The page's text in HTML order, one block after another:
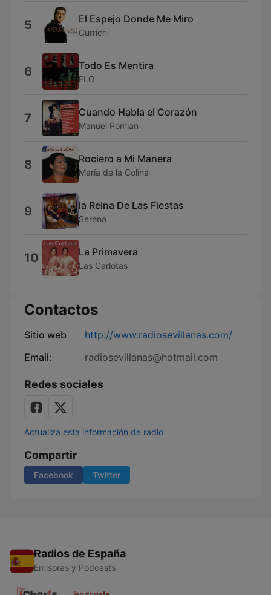
5 El Espejo Donde Me Miro
Currichi
6 Todo Es Mentira
ELO
7 Cuando Habla el Corazón
Manuel Pomian
8 Rociero a Mi Manera
María de la Colina
9 la Reina De Las Fiestas
Serena
10 La Primavera
Las Carlotas
Contactos
Sitio web
http://www.radiosevillanas.com/
Email:
radiosevillanas@hotmail.com
Redes sociales
Actualiza esta información de radio
Compartir
Facebook Twitter
Radios de España
Emisoras y Podcasts